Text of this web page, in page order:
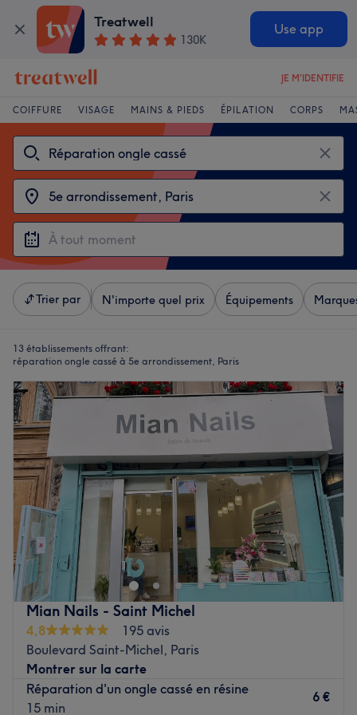
Treatwell
130K
Use app
JE M'IDENTIFIE
COIFFURE VISAGE MAINS & PIEDS ÉPILATION CORPS
Trier par N'importe quel prix Équipements
13 établissements offrant:
réparation ongle cassé à 5e arrondissement, Paris
Mian Nails - Saint Michel
4,8
195 avis
Boulevard Saint-Michel, Paris
Montrer sur la carte
Réparation d'un ongle cassé en résine
15 min
6 €